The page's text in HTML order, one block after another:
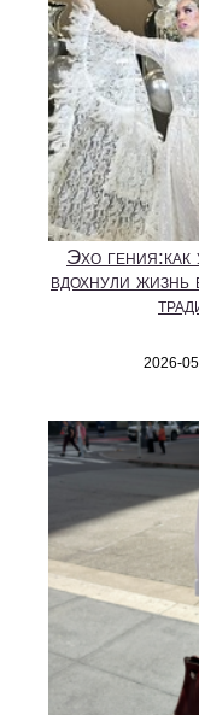
Эхо гения:как
вдохнули
2026-